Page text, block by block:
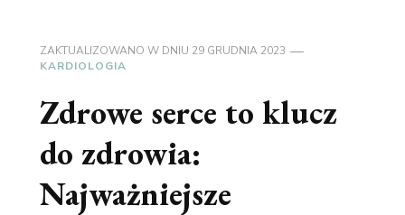
ZAKTUALIZOWANO W DNIU 29 GRUDNIA 2023
KARDIOLOGIA
Zdrowe serce to klucz
do zdrowia:
Najważniejsze